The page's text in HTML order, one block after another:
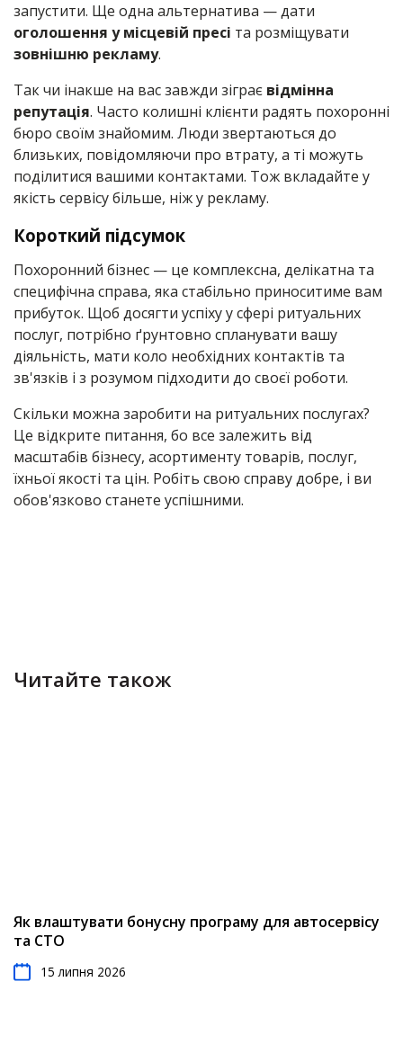
запустити. Ще одна альтернатива — дати
оголошення у місцевій пресі та розміщувати
зовнішню рекламу.
Так чи інакше на вас завжди зіграє відмінна
репутація. Часто колишні клієнти радять похоронні
бюро своїм знайомим. Люди звертаються до
близьких, повідомляючи про втрату, а ті можуть
поділитися вашими контактами. Тож вкладайте у
якість сервісу більше, ніж у рекламу.
Короткий підсумок
Похоронний бізнес — це комплексна, делікатна та
специфічна справа, яка стабільно приноситиме вам
прибуток. Щоб досягти успіху у сфері ритуальних
послуг, потрібно ґрунтовно спланувати вашу
діяльність, мати коло необхідних контактів та
зв'язків і з розумом підходити до своєї роботи.
Скільки можна заробити на ритуальних послугах?
Це відкрите питання, бо все залежить від
масштабів бізнесу, асортименту товарів, послуг,
їхньої якості та цін. Робіть свою справу добре, і ви
обов'язково станете успішними.
Читайте також
Як влаштувати бонусну програму для автосервісу
та СТО
15 липня 2026